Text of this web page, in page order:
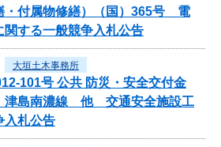
・付属物修繕）（国）365号 電
関する一般競争入札公告
大垣土木事務所
101号 公共 防災・安全交付金
津島南濃線 他 交通安全施設工
入札公告